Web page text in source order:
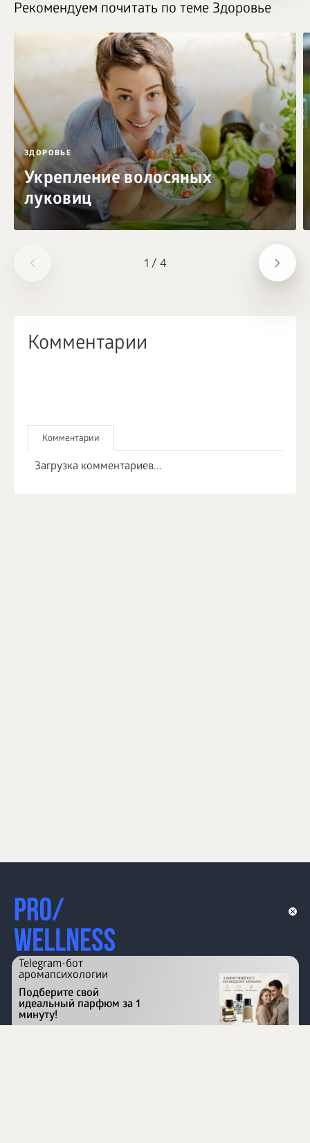
1 / 4
Рекомендуем почитать по теме Здоровье
ЗДОРОВЬЕ
Укрепление волосяных
луковиц
Комментарии
Комментарии
Загрузка комментариев...
Перейти на сайт
Telegram-бот
аромапсихологии
Подберите свой
идеальный парфюм за 1
минуту!